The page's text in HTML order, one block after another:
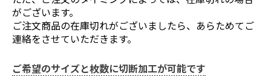
お買い物を続ける カートへ進む
がございます。
ご注文商品の在庫切れがございましたら、あらためてご
連絡をさせていただきます。
ご希望のサイズと枚数に切断加工が可能です